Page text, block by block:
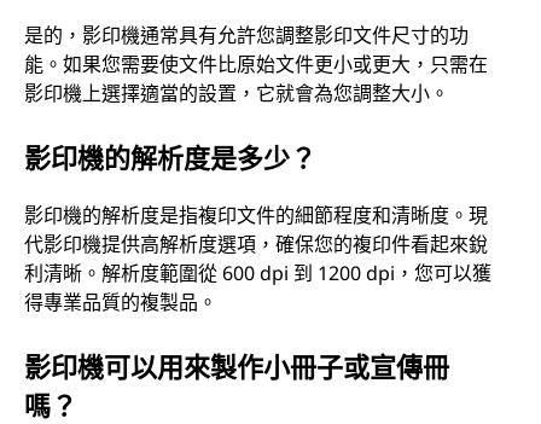
是的，影印機通常具有允許您調整影印文件尺寸的功
能。如果您需要使文件比原始文件更小或更大，只需在
影印機上選擇適當的設置，它就會為您調整大小。
影印機的解析度是多少？
影印機的解析度是指複印文件的細節程度和清晰度。現
代影印機提供高解析度選項，確保您的複印件看起來銳
利清晰。解析度範圍從 600 dpi 到 1200 dpi，您可以獲
得專業品質的複製品。
影印機可以用來製作小冊子或宣傳冊
嗎？